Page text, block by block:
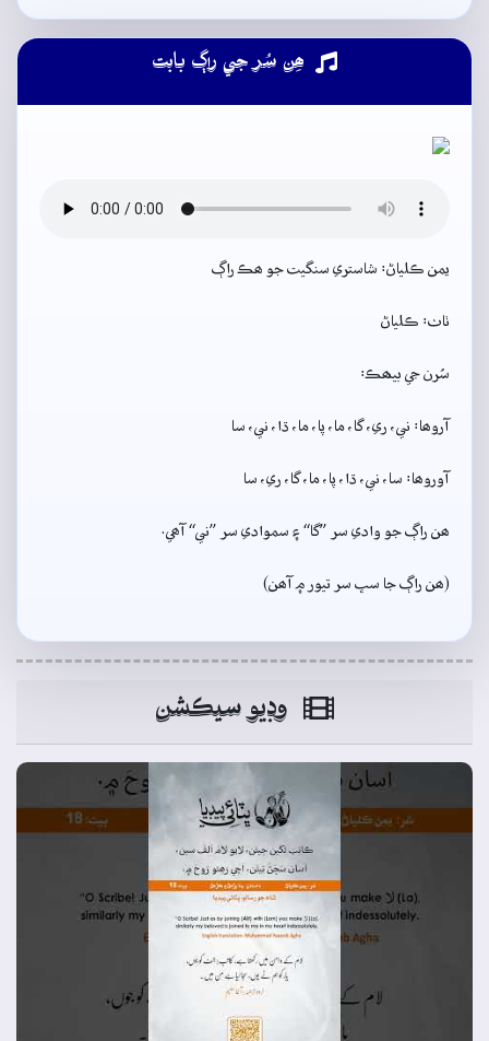
ھِن سُر جي راڳ بابت
يمن ڪلياڻ: شاستري سنگيت جو ھڪ راڳ
ٺاٺ: ڪلياڻ
سُرن جي بيھڪ:
آروھا: ني، ري، گا، ما، پا، ما، ڌا، ني، سا
آوروھا: سا، ني، ڌا، پا، ما، گا، ري، سا
ھن راڳ جو وادي سر ”گا“ ۽ سموادي سر ”ني“ آھي.
(ھن راڳ جا سڀ سر تيور ۾ آھن)
وڊيو سيڪشن